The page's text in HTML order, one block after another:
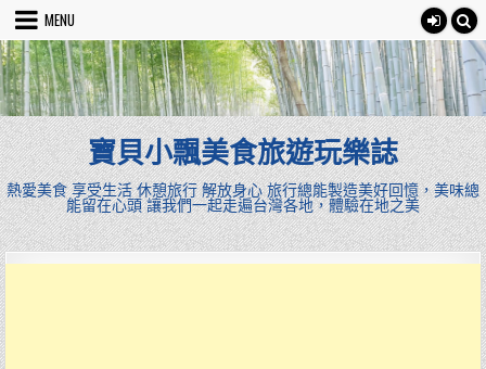
Skip
content
MENU
寶貝小飄美食旅遊玩樂誌
熱愛美食 享受生活 休憩旅行 解放身心 旅行總能製造美好回憶，美味總
能留在心頭 讓我們一起走遍台灣各地，體驗在地之美